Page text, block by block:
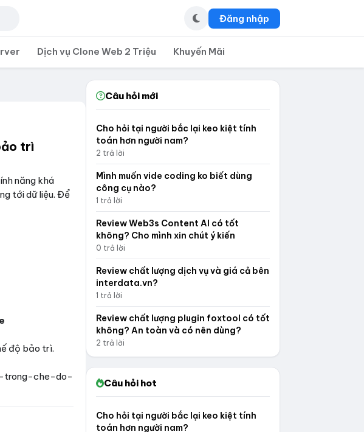
Đăng nhập
Dịch vụ Clone Web 2 Triệu Khuyến Mãi
trì
năng khá
tới dữ liệu. Để
độ bảo trì.
trong-che-do-
Câu hỏi mới
Cho hỏi tại người bắc lại keo kiệt tính
toán hơn người nam?
2 trả lời
Mình muốn vide coding ko biết dùng
công cụ nào?
1 trả lời
Review Web3s Content AI có tốt
không? Cho mình xin chút ý kiến
0 trả lời
Review chất lượng dịch vụ và giá cả bên
interdata.vn?
1 trả lời
Review chất lượng plugin foxtool có tốt
không? An toàn và có nên dùng?
2 trả lời
Câu hỏi hot
Cho hỏi tại người bắc lại keo kiệt tính
toán hơn người nam?